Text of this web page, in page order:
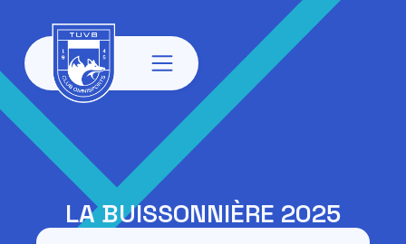
LA BUISSONNIÈRE 2025